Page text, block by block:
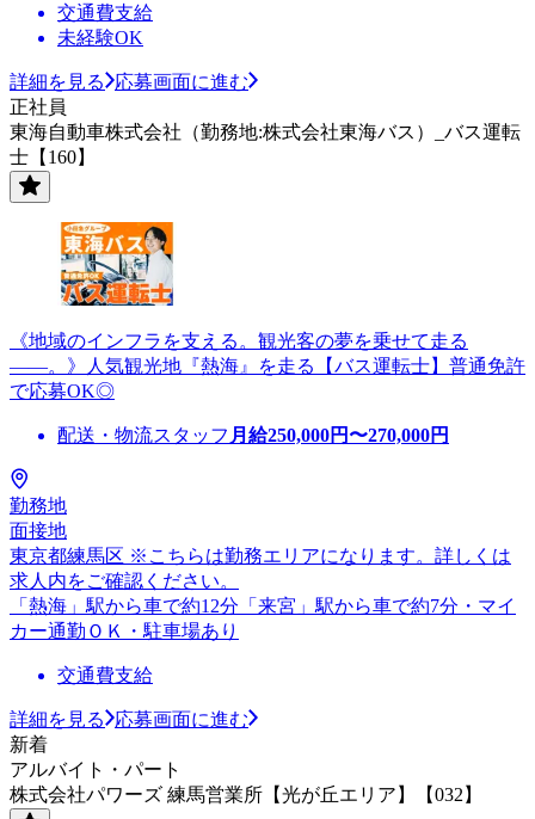
交通費支給
未経験OK
詳細を見る
応募画面に進む
正社員
東海自動車株式会社（勤務地:株式会社東海バス）_バス運転
士【160】
《地域のインフラを支える。観光客の夢を乗せて走る
――。》人気観光地『熱海』を走る【バス運転士】普通免許
で応募OK◎
配送・物流スタッフ 月給250,000円〜270,000円
勤務地
面接地
東京都練馬区 ※こちらは勤務エリアになります。詳しくは
求人内をご確認ください。
「熱海」駅から車で約12分「来宮」駅から車で約7分・マイ
カー通勤ＯＫ・駐車場あり
交通費支給
詳細を見る
応募画面に進む
新着
アルバイト・パート
株式会社パワーズ 練馬営業所【光が丘エリア】【032】